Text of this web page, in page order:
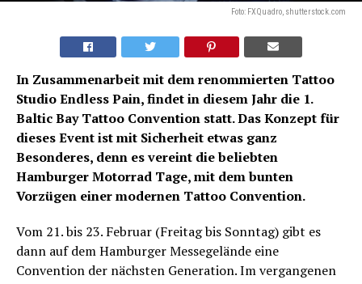
Foto: FXQuadro, shutterstock.com
In Zusammenarbeit mit dem renommierten Tattoo
Studio Endless Pain, findet in diesem Jahr die 1.
Baltic Bay Tattoo Convention statt. Das Konzept für
dieses Event ist mit Sicherheit etwas ganz
Besonderes, denn es vereint die beliebten
Hamburger Motorrad Tage, mit dem bunten
Vorzügen einer modernen Tattoo Convention.
Vom 21. bis 23. Februar (Freitag bis Sonntag) gibt es
dann auf dem Hamburger Messegelände eine
Convention der nächsten Generation. Im vergangenen